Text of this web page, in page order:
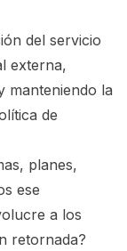
del servicio
externa,
manteniendo la
de
planes,
ese
a los
retornada?